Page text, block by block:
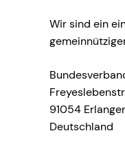
Wir sind ein
91054
Deutschland